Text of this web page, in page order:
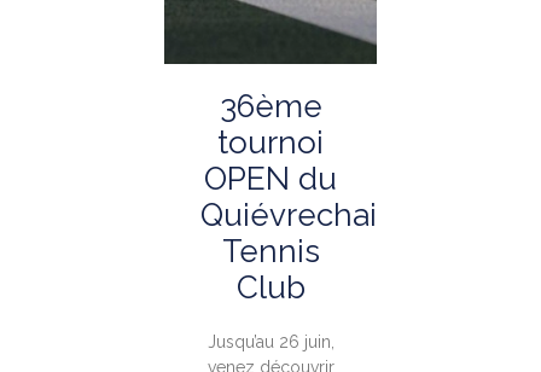
36ème
tournoi
OPEN du
Quiévrechain
Tennis
Club
Jusqu’au 26 juin,
venez découvrir